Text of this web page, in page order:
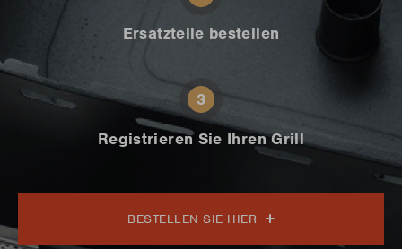
Ersatzteile bestellen
3
Registrieren Sie Ihren Grill
BESTELLEN SIE HIER